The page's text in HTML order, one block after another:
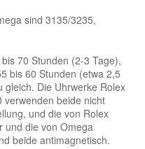
sind 3135/3235,
70 Stunden (2-3 Tage),
bis 60 Stunden (etwa 2,5
Die Uhrwerke Rolex
beide nicht
und die von Rolex
und die von Omega
beide antimagnetisch.